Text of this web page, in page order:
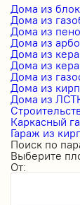
Дома из
Дома из
Дома из
Дома из
Дома из
Дома из
Дома из
Дома из
Дома из
Каркасный
Гараж из
Поиск по
Выберите
От: